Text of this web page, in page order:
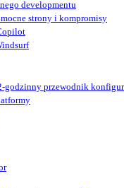
developmentu
strony i kompromisy
godzinny przewodnik